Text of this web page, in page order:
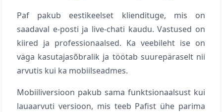
Paf pakub eestikeelset kliendituge, mis on
saadaval e-posti ja live-chati kaudu. Vastused on
kiired ja professionaalsed. Ka veebileht ise on
väga kasutajasõbralik ja töötab suurepäraselt nii
arvutis kui ka mobiilseadmes.
Mobiiliversioon pakub sama funktsionaalsust kui
lauaarvuti versioon, mis teeb Pafist ühe parima